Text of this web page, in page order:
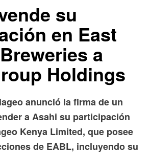
su
en East
a
Holdings
anunció la firma de un
a Asahi su participación
Kenya Limited, que posee
de EABL, incluyendo su